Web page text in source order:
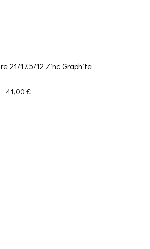
21/17.5/12 Zinc Graphite
Prix
41,00 €